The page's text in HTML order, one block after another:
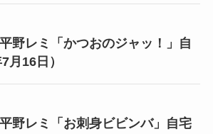
野レミ「かつおのジャッ！」自
月16日）
野レミ「お刺身ビビンバ」自宅